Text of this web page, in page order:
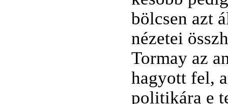
bölcsen azt
nézetei
Tormay az
hagyott fel,
politikára e